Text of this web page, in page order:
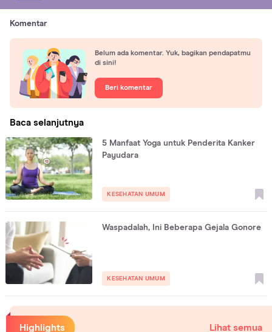
Komentar
Belum ada komentar. Yuk, bagikan pendapatmu
di sini!
Beri komentar
Baca selanjutnya
5 Manfaat Yoga untuk Penderita Kanker
Payudara
KESEHATAN UMUM
Waspadalah, Ini Beberapa Gejala Gonore
KESEHATAN UMUM
Highlights Lihat semua